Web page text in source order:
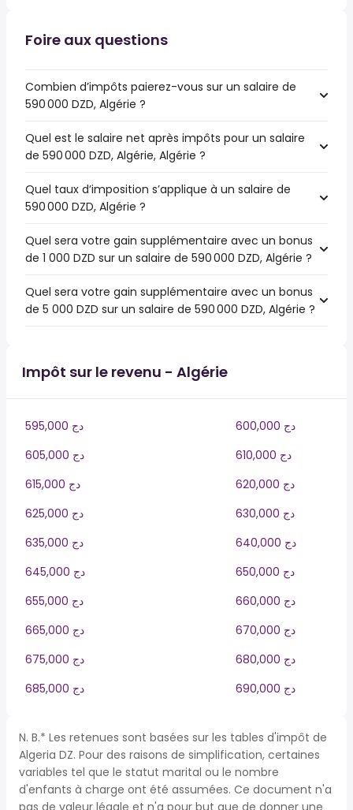
Foire aux questions
Combien d’impôts paierez-vous sur un salaire de
590 000 DZD, Algérie ?
Quel est le salaire net après impôts pour un salaire
de 590 000 DZD, Algérie, Algérie ?
Quel taux d’imposition s’applique à un salaire de
590 000 DZD, Algérie ?
Quel sera votre gain supplémentaire avec un bonus
de 1 000 DZD sur un salaire de 590 000 DZD, Algérie ?
Quel sera votre gain supplémentaire avec un bonus
de 5 000 DZD sur un salaire de 590 000 DZD, Algérie ?
Impôt sur le revenu - Algérie
595,000 دج
600,000 دج
605,000 دج
610,000 دج
615,000 دج
620,000 دج
625,000 دج
630,000 دج
635,000 دج
640,000 دج
645,000 دج
650,000 دج
655,000 دج
660,000 دج
665,000 دج
670,000 دج
675,000 دج
680,000 دج
685,000 دج
690,000 دج
N. B.* Les retenues sont basées sur les tables d'impôt de
Algeria DZ. Pour des raisons de simplification, certaines
variables tel que le statut marital ou le nombre
d'enfants à charge ont été assumées. Ce document n'a
pas de valeur légale et n'a pour but que de donner une